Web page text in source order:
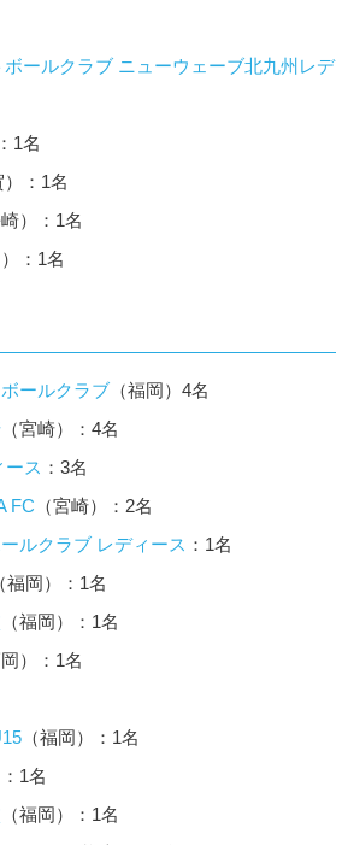
ールクラブ ニューウェーブ北九州レデ
1名
）：1名
崎）：1名
）：1名
ールクラブ （福岡）4名
（宮崎）：4名
ース ：3名
FC （宮崎）：2名
ルクラブ レディース ：1名
（福岡）：1名
（福岡）：1名
岡）：1名
（福岡）：1名
1名
（福岡）：1名